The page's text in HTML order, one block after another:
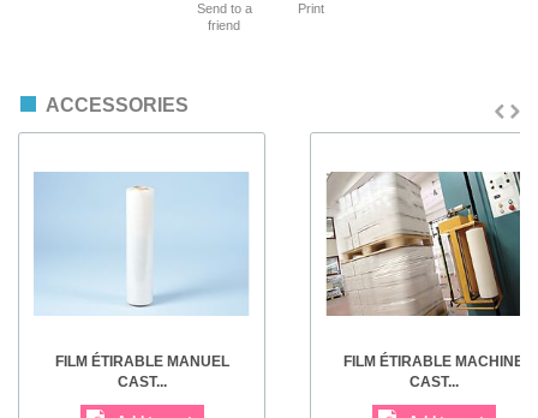
Send to a
friend
Print
ACCESSORIES
FILM ÉTIRABLE MANUEL
CAST...
FILM ÉTIRABLE MACHINE
CAST...